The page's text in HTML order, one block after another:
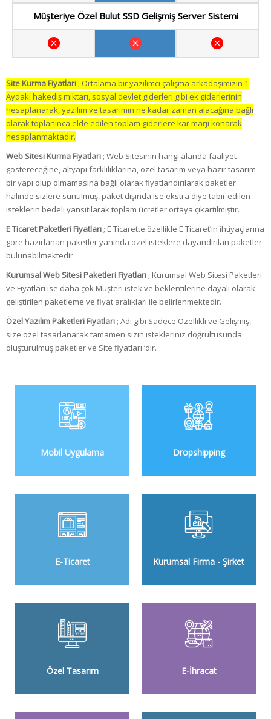
Müşteriye Özel Bulut SSD Gelişmiş Server Sistemi
Site Kurma Fiyatları ; Ortalama bir yazılımcı çalışma arkadaşımızın 1
Aydaki hakediş miktarı, sosyal devlet giderleri gibi ek giderlerinin
hesaplanarak, yazılım ve tasarımın ne kadar zaman alacağına bağlı
olarak toplanınca elde edilen toplam giderlere kar marjı konarak
hesaplanmaktadır.
Web Sitesi Kurma Fiyatları ; Web Sitesinin hangi alanda faaliyet
göstereceğine, altyapı farklılıklarına, özel tasarım veya hazır tasarım
bir yapı olup olmamasına bağlı olarak fiyatlandırılarak paketler
halinde sizlere sunulmuş, paket dışında ise ekstra diye tabir edilen
isteklerin bedeli yansıtılarak toplam ücretler ortaya çıkartılmıştır.
E Ticaret Paketleri Fiyatları ; E Ticarette özellikle E Ticaret’in ihtiyaçlarına
göre hazırlanan paketler yanında özel isteklere dayandırılan paketler
bulunabilmektedir.
Kurumsal Web Sitesi Paketleri Fiyatları ; Kurumsal Web Sitesi Paketleri
ve Fiyatları ise daha çok Müşteri istek ve beklentilerine dayalı olarak
geliştirilen paketleme ve fiyat aralıkları ile belirlenmektedir.
Özel Yazılım Paketleri Fiyatları ; Adı gibi Sadece Özellikli ve Gelişmiş,
size özel tasarlanarak tamamen sizin istekleriniz doğrultusunda
oluşturulmuş paketler ve Site fiyatları ‘dır.
Mobil Uygulama Dropshipping
E-Ticaret Kurumsal Firma - Şirket
Özel Tasarım E-İhracat